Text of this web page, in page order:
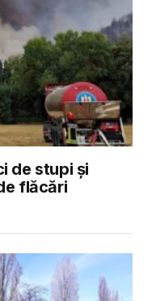
de stupi și
flăcări